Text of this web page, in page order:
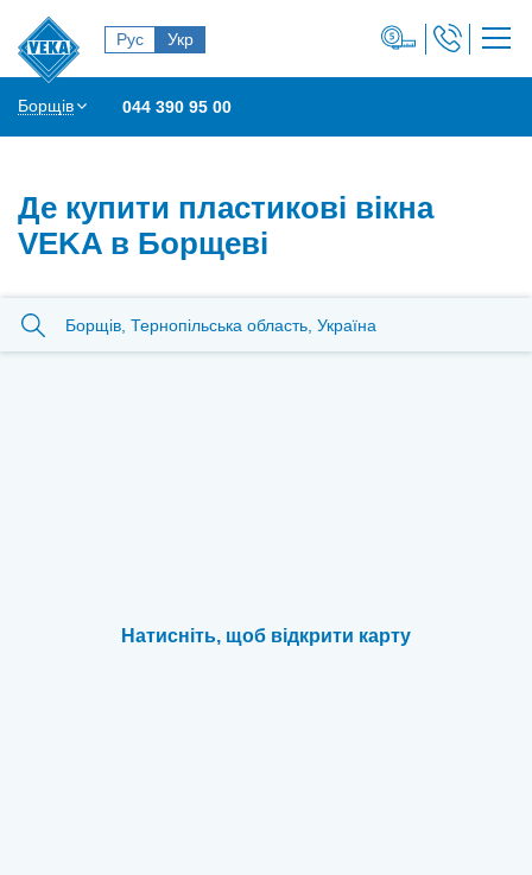
Рус Укр
Борщів 044 390 95 00
Де купити пластикові вікна
VEKA в Борщеві
Натисніть, щоб відкрити карту